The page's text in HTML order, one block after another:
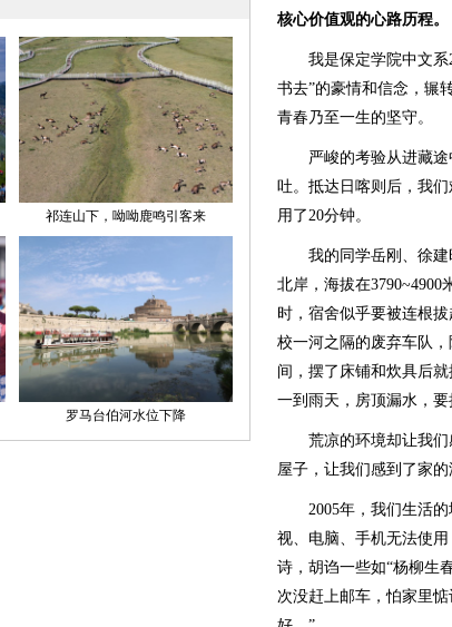
核心价值观的心路历程。
我是保定学院中文系
书去”的豪情和信念，辗
青春乃至一生的坚守。
严峻的考验从进藏途
吐。抵达日喀则后，我
用了20分钟。
我的同学岳刚、徐建
北岸，海拔在
时，宿舍似乎要被连根
校一河之隔的废弃车队
间，摆了床铺和炊具后
一到雨天，房顶漏水，要
荒凉的环境却让我们
屋子，让我们感到了家的
2005年，我们生活的
视、电脑、手机无法使
诗，胡诌一些如“杨柳生
次没赶上邮车，怕家里